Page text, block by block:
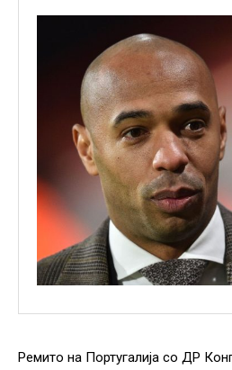
Ремито на Португалија со ДР